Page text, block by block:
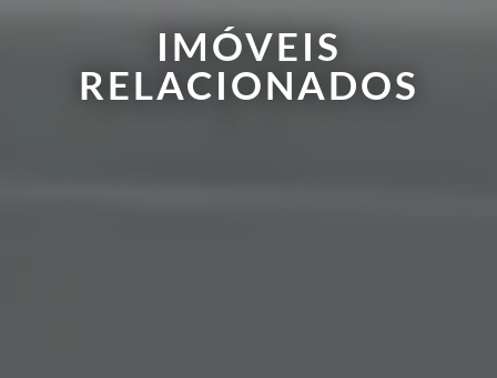
IMÓVEIS
RELACIONADOS